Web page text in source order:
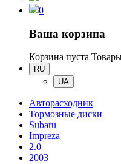
0
Ваша корзина
Корзина пуста
RU
UA
Авторасходник
Тормозные диски
Subaru
Impreza
2.0
2003